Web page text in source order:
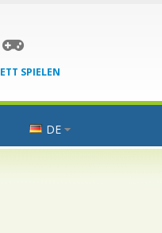
SPIELEN
DE